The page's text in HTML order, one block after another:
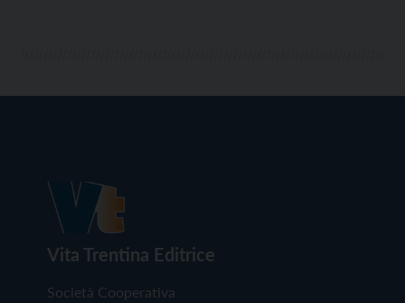
Vita Trentina Editrice
Società Cooperativa